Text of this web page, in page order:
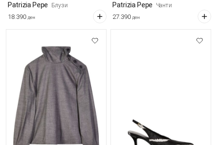
Patrizia Pepe Блузи
18.390 ден
Patrizia Pepe Чанти
27.390 ден